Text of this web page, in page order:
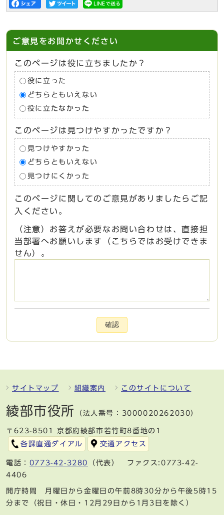
ご意見をお聞かせください
このページは役に立ちましたか？
役に立った
どちらともいえない
役に立たなかった
このページは見つけやすかったですか？
見つけやすかった
どちらともいえない
見つけにくかった
このページに関してのご意見がありましたらご記
入ください。
（注意）お答えが必要なお問い合わせは、直接担
当部署へお願いします（こちらではお受けできま
せん）。
確認
サイトマップ 組織案内 このサイトについて
綾部市役所 （法人番号：3000020262030）
〒623-8501 京都府綾部市若竹町8番地の1
各課直通ダイアル
交通アクセス
電話： 0773-42-3280
（代表） ファクス:0773-42-
4406
開庁時間 月曜日から金曜日の午前8時30分から午後5時15
分まで（祝日・休日・12月29日から1月3日を除く）